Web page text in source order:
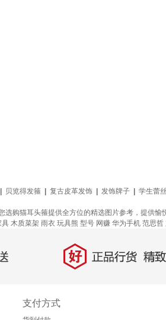
贝览得发箍 复古皮革发饰 发饰牌子
学生蕾
购猫耳头箍提供全方位的精选图片参考，提供愉
具 木质菜架 雨衣 玩具熊 型号 网赚 华为手机 范思哲
好 正品行货，精致
支付方式